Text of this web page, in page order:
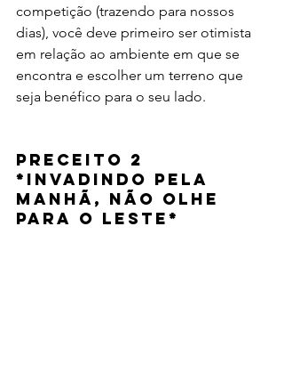
competição (trazendo para nossos
dias), você deve primeiro ser otimista
em relação ao ambiente em que se
encontra e escolher um terreno que
seja benéfico para o seu lado.
Preceito 2
* Invadindo pela
manhã, não olhe
para o leste*